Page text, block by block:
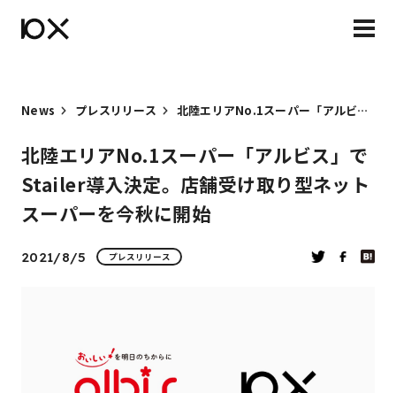
News プレスリリース 北陸エリアNo.1スーパー「アルビス」でStailer導入決定。店舗受け取り型ネットスーパーを今秋に開始
北陸エリアNo.1スーパー「アルビス」で
Stailer導入決定。店舗受け取り型ネット
スーパーを今秋に開始
2021/8/5 プレスリリース